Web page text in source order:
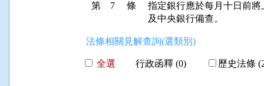
第 7 條
指定銀行應於每月十日前
法條相關見解查詢(選類別)
全選 行政函釋 (0) 歷史法條